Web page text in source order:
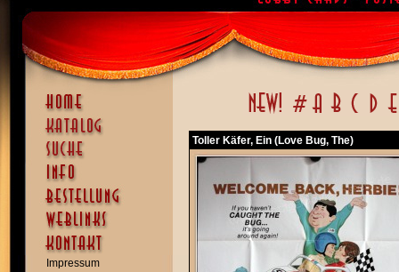
Impressum
Toller Käfer, Ein (Love Bug, The)